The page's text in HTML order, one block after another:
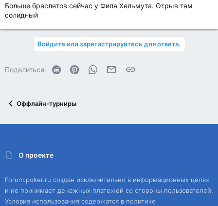
Больше браслетов сейчас у Фила Хельмута. Отрыв там
солидный
Войдите или зарегистрируйтесь для ответа.
Поделиться: Reddit PinterestWhatsAppЭлектронная почта
Ссылка
Оффлайн-турниры
О проекте
Forum.poker.ru создан исключительно в информационных целях
и не принимает денежных платежей со стороны пользователей.
Условия использования содержатся в политике